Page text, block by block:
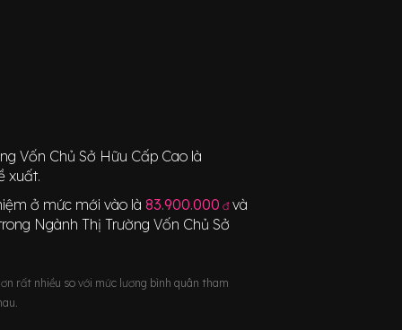
Vốn Chủ Sở Hữu Cấp Cao là
xuất.
ở mức mới vào là 83.900.000 đ và
Ngành Thị Trường Vốn Chủ Sở
rất nhiều so với mức lương bình quân tham